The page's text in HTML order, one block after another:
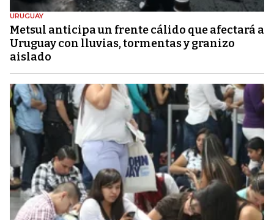
URUGUAY
Metsul anticipa un frente cálido que afectará a
Uruguay con lluvias, tormentas y granizo
aislado